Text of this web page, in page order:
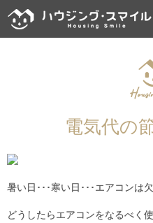
電気代の
暑い日･･･寒い日･･･エアコンは
どうしたらエアコンをなるべく